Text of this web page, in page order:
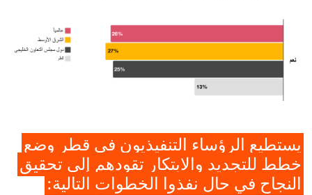
يستطيع الرؤساء التنفيذيون في قطر وضع
خطط للتجديد والابتكار تقودهم إلى تحقيق
النجاح في حال نفذوا الخطوات التالية: